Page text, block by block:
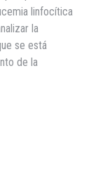
linfocítica
la
se está
de la